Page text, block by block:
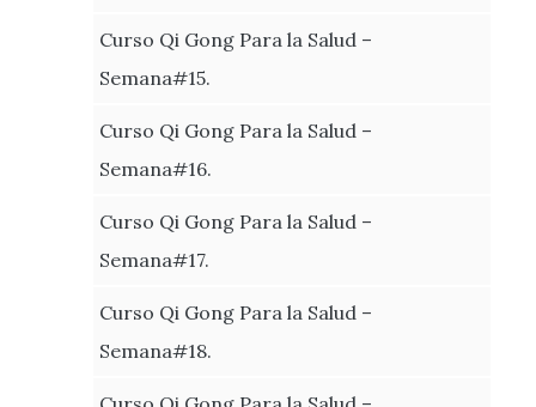
Curso Qi Gong Para la Salud –
Semana#15.
Curso Qi Gong Para la Salud –
Semana#16.
Curso Qi Gong Para la Salud –
Semana#17.
Curso Qi Gong Para la Salud –
Semana#18.